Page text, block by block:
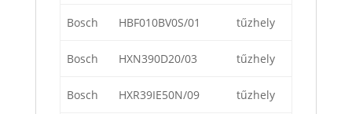
Bosch HBF010BV0S/01 tűzhely
Bosch HXN390D20/03 tűzhely
Bosch HXR39IE50N/09 tűzhely